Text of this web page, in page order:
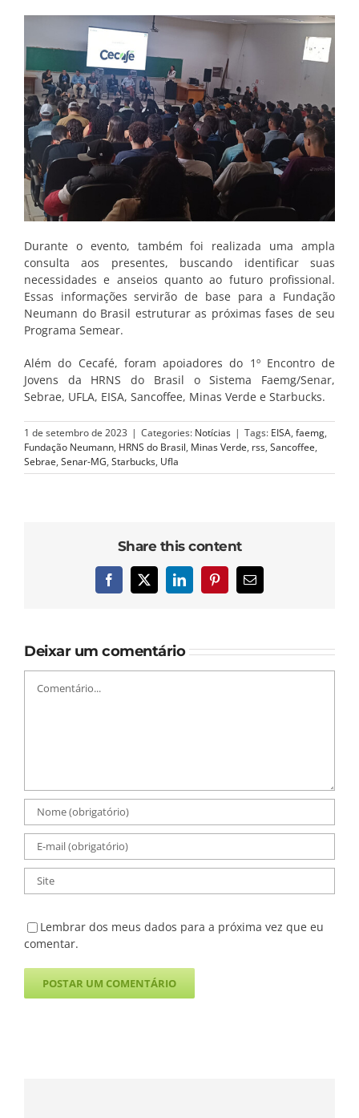
Durante o evento, também foi realizada uma ampla
consulta aos presentes, buscando identificar suas
necessidades e anseios quanto ao futuro profissional.
Essas informações servirão de base para a Fundação
Neumann do Brasil estruturar as próximas fases de seu
Programa Semear.
Além do Cecafé, foram apoiadores do 1º Encontro de
Jovens da HRNS do Brasil o Sistema Faemg/Senar,
Sebrae, UFLA, EISA, Sancoffee, Minas Verde e Starbucks.
1 de setembro de 2023 | Categories: Notícias | Tags: EISA, faemg,
Fundação Neumann, HRNS do Brasil, Minas Verde, rss, Sancoffee,
Sebrae, Senar-MG, Starbucks, Ufla
Share this content
Facebook
X LinkedInPinterest
E-
mail
Deixar um comentário
Lembrar dos meus dados para a próxima vez que eu
comentar.